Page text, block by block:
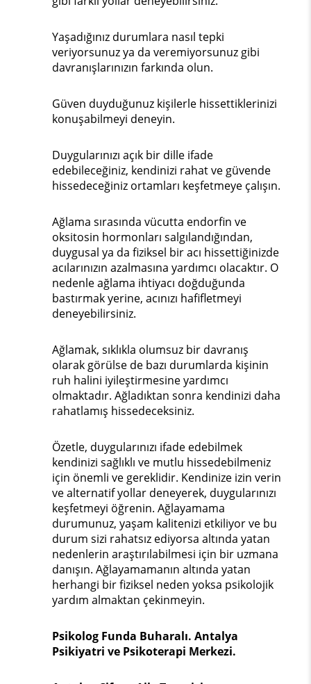
Yaşadığınız durumlara nasıl tepki
veriyorsunuz ya da veremiyorsunuz gibi
davranışlarınızın farkında olun.
Güven duyduğunuz kişilerle hissettiklerinizi
konuşabilmeyi deneyin.
Duygularınızı açık bir dille ifade
edebileceğiniz, kendinizi rahat ve güvende
hissedeceğiniz ortamları keşfetmeye çalışın.
Ağlama sırasında vücutta endorfin ve
oksitosin hormonları salgılandığından,
duygusal ya da fiziksel bir acı hissettiğinizde
acılarınızın azalmasına yardımcı olacaktır. O
nedenle ağlama ihtiyacı doğduğunda
bastırmak yerine, acınızı hafifletmeyi
deneyebilirsiniz.
Ağlamak, sıklıkla olumsuz bir davranış
olarak görülse de bazı durumlarda kişinin
ruh halini iyileştirmesine yardımcı
olmaktadır. Ağladıktan sonra kendinizi daha
rahatlamış hissedeceksiniz.
Özetle, duygularınızı ifade edebilmek
kendinizi sağlıklı ve mutlu hissedebilmeniz
için önemli ve gereklidir. Kendinize izin verin
ve alternatif yollar deneyerek, duygularınızı
keşfetmeyi öğrenin. Ağlayamama
durumunuz, yaşam kalitenizi etkiliyor ve bu
durum sizi rahatsız ediyorsa altında yatan
nedenlerin araştırılabilmesi için bir uzmana
danışın. Ağlayamamanın altında yatan
herhangi bir fiziksel neden yoksa psikolojik
yardım almaktan çekinmeyin.
Psikolog Funda Buharalı. Antalya
Psikiyatri ve Psikoterapi Merkezi.